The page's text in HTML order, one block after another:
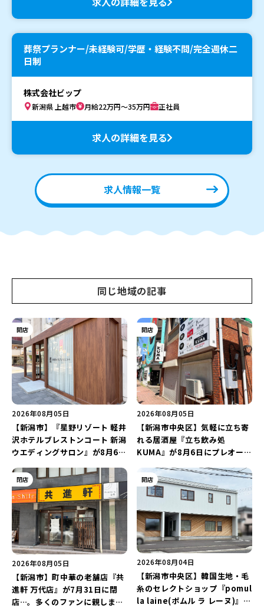
葬祭プランナー/未経験可/学歴・経験不問/完全週休二
日制
株式会社ビップ
新潟県 上越市 月給22万円～35万円 正社員
求人の詳細を見る
求人情報一覧
同じ地域の記事
開店
2026年08月05日
【新潟市】『星野リゾート 軽井
沢ホテルブレストンコート 新潟
ウエディングサロン』が8月6日
グを万代で相談しよう♪
開店
2026年08月05日
【新潟市中央区】気軽に立ち寄
れる居酒屋『立ち飲み処
KUMA』が8月6日にプレオープ
額”になるキャンペーンを開催
♪
閉店
2026年08月05日
【新潟市】町中華の老舗店『共
進軒 万代店』が7月31日に閉
店…。多くのファンに親しまれ
開店
2026年08月04日
【新潟市中央区】韓国生地・毛
糸のセレクトショップ『pomul
la laine(ポムル ラ レーヌ)』が